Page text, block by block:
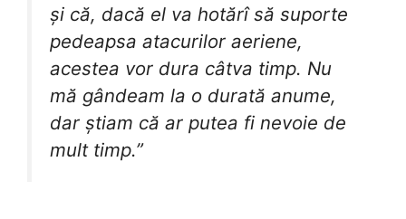
și că, dacă el va hotărî să suporte
pedeapsa atacurilor aeriene,
acestea vor dura câtva timp. Nu
mă gândeam la o durată anume,
dar știam că ar putea fi nevoie de
mult timp.”